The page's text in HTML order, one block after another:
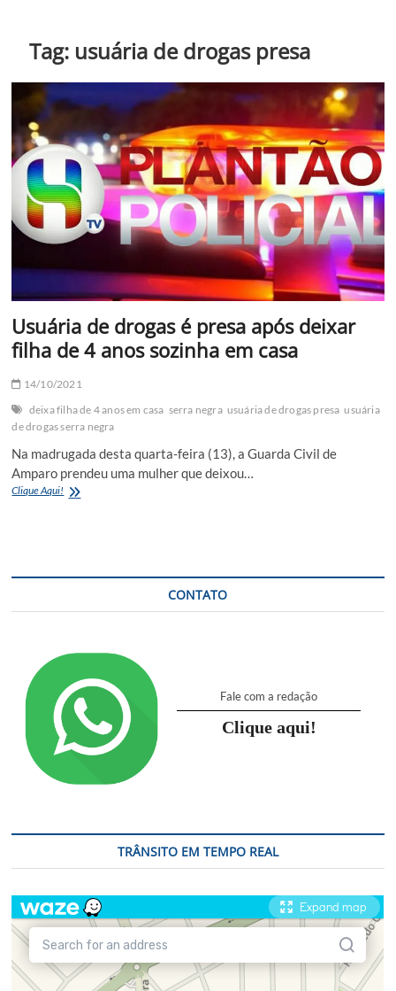
Tag: usuária de drogas presa
Usuária de drogas é presa após deixar
filha de 4 anos sozinha em casa
14/10/2021
deixa filha de 4 anos em casa serra negra usuária de drogas presa usuária
de drogas serra negra
Na madrugada desta quarta-feira (13), a Guarda Civil de
Amparo prendeu uma mulher que deixou…
Clique Aqui! Usuária
de
em
casa
CONTATO
Fale com a redação
Clique aqui!
TRÂNSITO EM TEMPO REAL